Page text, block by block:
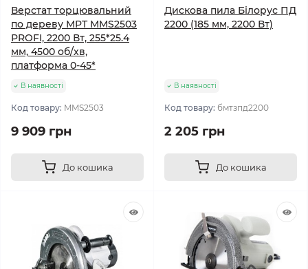
Верстат торцювальний
по дереву MPT MMS2503
PROFI, 2200 Вт, 255*25.4
мм, 4500 об/хв,
платформа 0-45*
В наявності
Код товару: MMS2503
9 909 грн
До кошика
Дискова пила Білорус ПД
2200 (185 мм, 2200 Вт)
В наявності
Код товару: бмтзпд2200
2 205 грн
До кошика